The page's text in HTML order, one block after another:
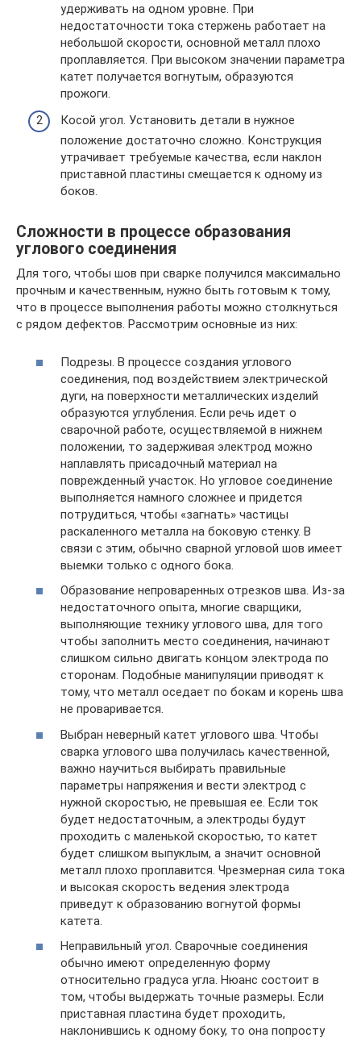
удерживать на одном уровне. При
недостаточности тока стержень работает на
небольшой скорости, основной металл плохо
проплавляется. При высоком значении параметра
катет получается вогнутым, образуются
прожоги.
Косой угол. Установить детали в нужное
положение достаточно сложно. Конструкция
утрачивает требуемые качества, если наклон
приставной пластины смещается к одному из
боков.
Сложности в процессе образования
углового соединения
Для того, чтобы шов при сварке получился максимально
прочным и качественным, нужно быть готовым к тому,
что в процессе выполнения работы можно столкнуться
с рядом дефектов. Рассмотрим основные из них:
Подрезы. В процессе создания углового
соединения, под воздействием электрической
дуги, на поверхности металлических изделий
образуются углубления. Если речь идет о
сварочной работе, осуществляемой в нижнем
положении, то задерживая электрод можно
наплавлять присадочный материал на
поврежденный участок. Но угловое соединение
выполняется намного сложнее и придется
потрудиться, чтобы «загнать» частицы
раскаленного металла на боковую стенку. В
связи с этим, обычно сварной угловой шов имеет
выемки только с одного бока.
Образование непроваренных отрезков шва. Из-за
недостаточного опыта, многие сварщики,
выполняющие технику углового шва, для того
чтобы заполнить место соединения, начинают
слишком сильно двигать концом электрода по
сторонам. Подобные манипуляции приводят к
тому, что металл оседает по бокам и корень шва
не проваривается.
Выбран неверный катет углового шва. Чтобы
сварка углового шва получилась качественной,
важно научиться выбирать правильные
параметры напряжения и вести электрод с
нужной скоростью, не превышая ее. Если ток
будет недостаточным, а электроды будут
проходить с маленькой скоростью, то катет
будет слишком выпуклым, а значит основной
металл плохо проплавится. Чрезмерная сила тока
и высокая скорость ведения электрода
приведут к образованию вогнутой формы
катета.
Неправильный угол. Сварочные соединения
обычно имеют определенную форму
относительно градуса угла. Нюанс состоит в
том, чтобы выдержать точные размеры. Если
приставная пластина будет проходить,
наклонившись к одному боку, то она попросту